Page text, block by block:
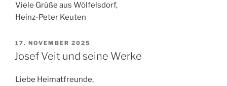
Viele Grüße aus Wölfelsdorf,
Heinz-Peter Keuten
VERÖFFENTLICHT
AM
17. NOVEMBER 2025
Josef Veit und seine Werke
Liebe Heimatfreunde,